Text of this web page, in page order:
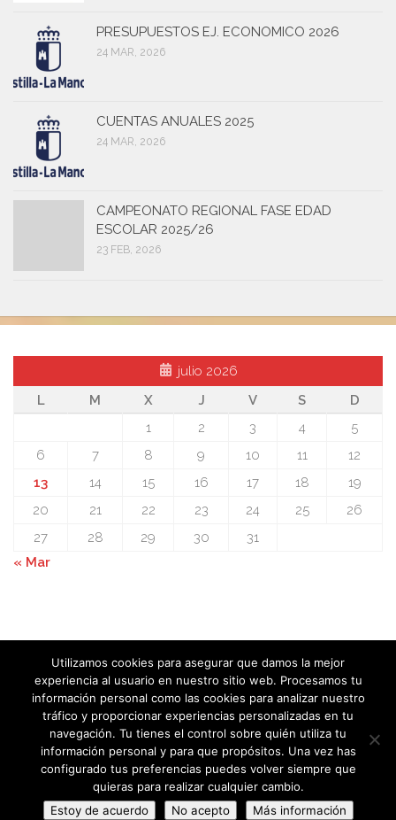
PRESUPUESTOS EJ. ECONOMICO 2026
24 MAR, 2026
CUENTAS ANUALES 2025
24 MAR, 2026
CAMPEONATO REGIONAL FASE EDAD
ESCOLAR 2025/26
23 FEB, 2026
julio 2026
L
M X J V S
D
1
2 3 4
5
6
7 8 9 10 11
12
13
14 15 16 17 18
19
20
21 22 23 24 25
26
27
28 29 30
31
« Mar
Federación Castilla – La Mancha de Karate y Disciplinas
Aplicadas © 2018. Todos los derechos reservados.Politica de
privacidad
Utilizamos cookies para asegurar que damos la mejor
experiencia al usuario en nuestro sitio web. Procesamos tu
información personal como las cookies para analizar nuestro
tráfico y proporcionar experiencias personalizadas en tu
navegación. Tu tienes el control sobre quién utiliza tu
información personal y para que propósitos. Una vez has
configurado tus preferencias puedes volver siempre que
quieras para realizar cualquier cambio.
Estoy de acuerdo
No acepto Más información